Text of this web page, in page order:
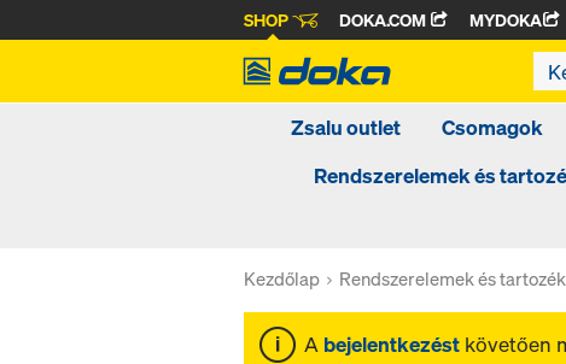
SHOP DOKA.COM MYDOKA
Zsalu outlet Csomagok
Rendszerelemek és
Kezdőlap Rendszerelemek és
A bejelentkezést követően